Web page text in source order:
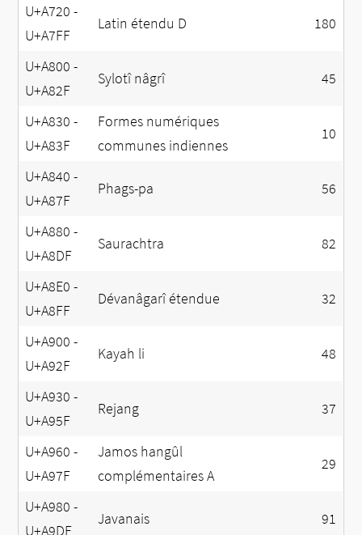
U+A720 -
U+A7FF
Latin étendu D 180
U+A800 -
U+A82F
Sylotî nâgrî 45
U+A830 -
U+A83F
Formes numériques
communes indiennes
10
U+A840 -
U+A87F
Phags-pa 56
U+A880 -
U+A8DF
Saurachtra 82
U+A8E0 -
U+A8FF
Dévanâgarî étendue 32
U+A900 -
U+A92F
Kayah li 48
U+A930 -
U+A95F
Rejang 37
U+A960 -
U+A97F
Jamos hangûl
complémentaires A
29
U+A980 -
U+A9DF
Javanais 91